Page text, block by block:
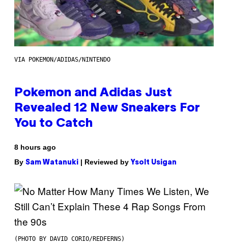
VIA POKEMON/ADIDAS/NINTENDO
Pokemon and Adidas Just
Revealed 12 New Sneakers For
You to Catch
8 hours ago
By Sam Watanuki | Reviewed by Ysolt Usigan
(PHOTO BY DAVID CORIO/REDFERNS)